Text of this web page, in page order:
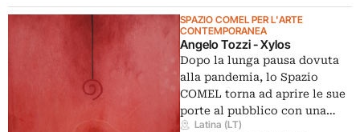
SPAZIO COMEL PER L'ARTE
CONTEMPORANEA
Angelo Tozzi - Xylos
Dopo la lunga pausa dovuta
alla pandemia, lo Spazio
COMEL torna ad aprire le sue
porte al pubblico con una…
Latina (LT)